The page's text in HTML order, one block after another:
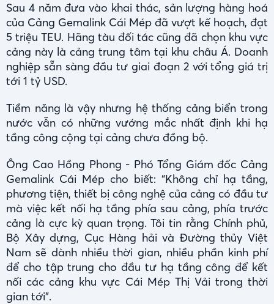
Sau 4 năm đưa vào khai thác, sản lượng hàng hoá
của Cảng Gemalink Cái Mép đã vượt kế hoạch, đạt
5 triệu TEU. Hãng tàu đối tác cũng đã chọn khu vực
cảng này là cảng trung tâm tại khu châu Á. Doanh
nghiệp sẵn sàng đầu tư giai đoạn 2 với tổng giá trị
tới 1 tỷ USD.
Tiềm năng là vậy nhưng hệ thống cảng biển trong
nước vẫn có những vướng mắc nhất định khi hạ
tầng công cộng tại cảng chưa đồng bộ.
Ông Cao Hồng Phong - Phó Tổng Giám đốc Cảng
Gemalink Cái Mép cho biết: “Không chỉ hạ tầng,
phương tiện, thiết bị công nghệ của cảng có đầu tư
mà việc kết nối hạ tầng phía sau cảng, phía trước
cảng là cực kỳ quan trọng. Tôi tin rằng Chính phủ,
Bộ Xây dựng, Cục Hàng hải và Đường thủy Việt
Nam sẽ dành nhiều thời gian, nhiều phần kinh phí
để cho tập trung cho đầu tư hạ tầng công để kết
nối các cảng khu vực Cái Mép Thị Vải trong thời
gian tới”.